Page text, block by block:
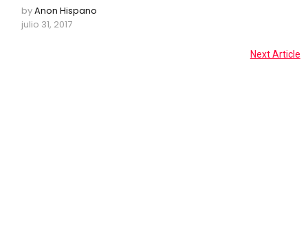
byAnon Hispano
julio 31, 2017
Next Article